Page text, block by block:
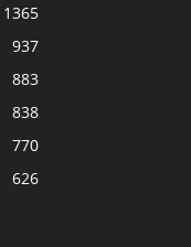
1365
937
883
838
770
626